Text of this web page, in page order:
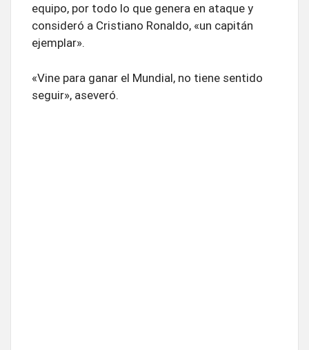
equipo, por todo lo que genera en ataque y
consideró a Cristiano Ronaldo, «un capitán
ejemplar».
«Vine para ganar el Mundial, no tiene sentido
seguir», aseveró.